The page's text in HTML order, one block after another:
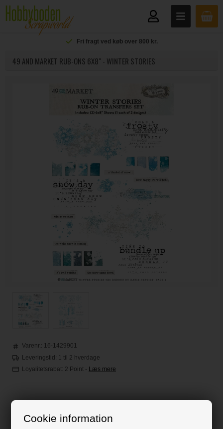
Cookie information
Fri fragt ved køb over 800 kr.
49 AND MARKET RUB-ONS 6X8" - WINTER STORIES
Varenr.: 16-1429901
Leveringstid: 1 til 2 hverdage
Loyalitetsrabat: 2 Point - Læs mere
65,00DKK